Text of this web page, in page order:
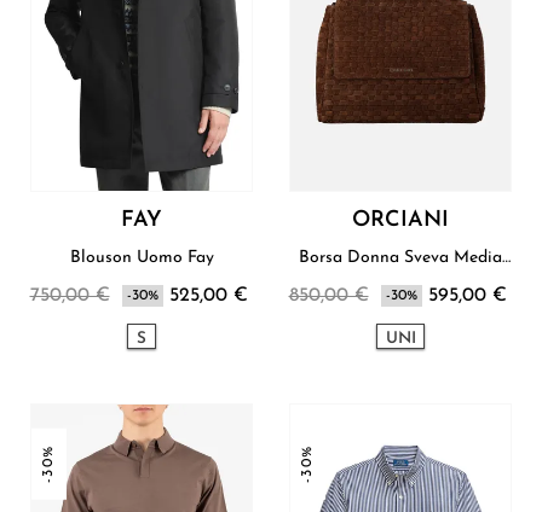
FAY
Blouson Uomo Fay
750,00 € -30% 525,00 €
S
ORCIANI
Borsa Donna Sveva Media
850,00 € -30% 595,00 €
UNI
-30% -30%